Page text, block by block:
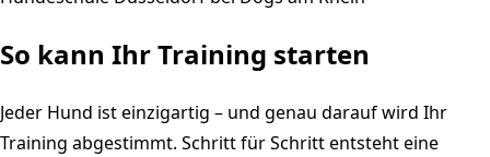
So kann Ihr Training starten
Jeder Hund ist einzigartig – und genau darauf wird Ihr
Training abgestimmt. Schritt für Schritt entsteht eine